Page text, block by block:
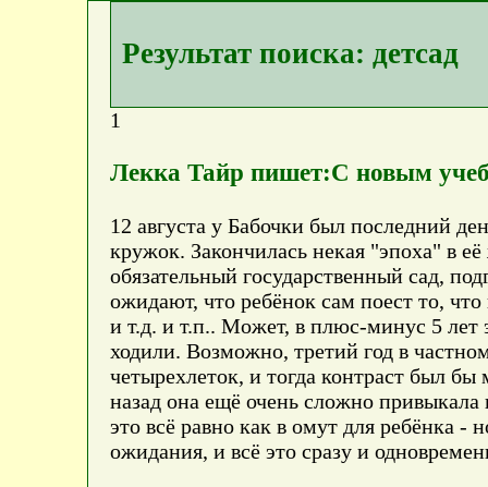
Результат поиска: детсад
1
Лекка Тайр пишет:С новым
12 августа у Бабочки был последний
кружок. Закончилась некая "эпоха" в
обязательный государственный сад,
ожидают, что ребёнок сам поест то, что
и т.д. и т.п.. Может, в плюс-минус 5 лет
ходили. Возможно, третий год в
четырехлеток, и тогда контраст был
назад она ещё очень сложно
это всё равно как в омут для ребёнка -
ожидания, и всё это сразу и